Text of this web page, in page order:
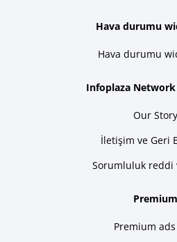
Hava durumu
Hava durumu
Infoplaza Network
Our Story
İletişim ve Geri
Sorumluluk reddi
Premium
Premium